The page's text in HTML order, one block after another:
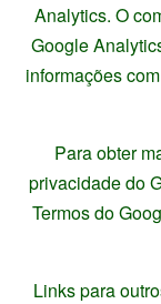
Analytics. O
Google
informações
Para obter
privacidade do
Termos do
Links para